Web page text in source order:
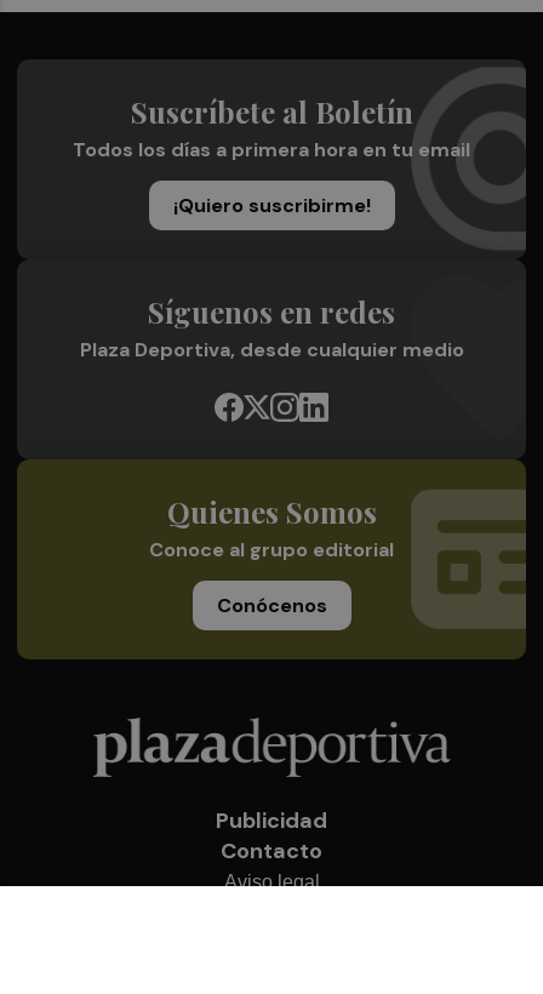
Suscríbete al Boletín
Todos los días a primera hora en tu email
¡Quiero suscribirme!
Síguenos en redes
Plaza Deportiva, desde cualquier medio
Quienes Somos
Conoce al grupo editorial
Conócenos
Publicidad
Contacto
Aviso legal